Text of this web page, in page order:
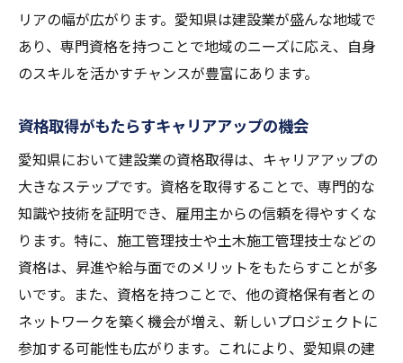
る
必要とされる資格の種類とその役割
資格を活かしたプロジェクトへの参加方法
資格を通じたスキルの多様化
資格取得の実務への応用例
資格を活かし地域発展に寄与する方法
愛知県の建設業界での資格取得がもたらす新た
な可能性
新たなキャリア機会の創出
資格取得が促す業界イノベーション
地域社会への貢献と資格の役割
リアの幅が広がります。愛知県は建設業が盛んな地域で
あり、専門資格を持つことで地域のニーズに応え、自身
のスキルを活かすチャンスが豊富にあります。
資格取得がもたらすキャリアアップの機会
愛知県において建設業の資格取得は、キャリアアップの
大きなステップです。資格を取得することで、専門的な
知識や技術を証明でき、雇用主からの信頼を得やすくな
ります。特に、施工管理技士や土木施工管理技士などの
資格は、昇進や給与面でのメリットをもたらすことが多
いです。また、資格を持つことで、他の資格保有者との
ネットワークを築く機会が増え、新しいプロジェクトに
参加する可能性も広がります。これにより、愛知県の建